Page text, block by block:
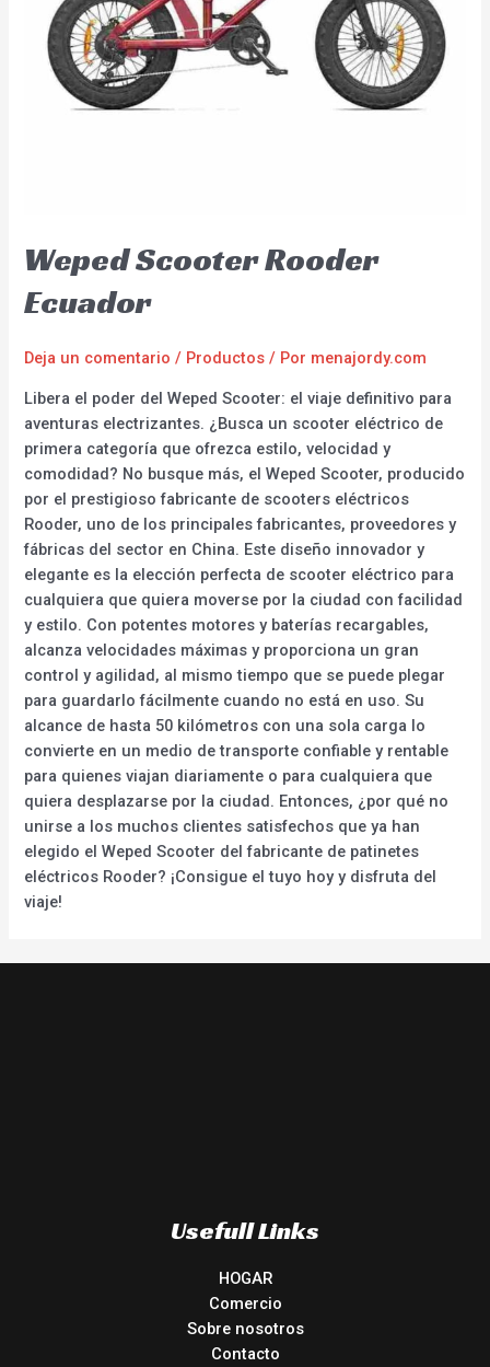
Weped Scooter Rooder
Ecuador
Deja un comentario / Productos / Por menajordy.com
Libera el poder del Weped Scooter: el viaje definitivo para
aventuras electrizantes. ¿Busca un scooter eléctrico de
primera categoría que ofrezca estilo, velocidad y
comodidad? No busque más, el Weped Scooter, producido
por el prestigioso fabricante de scooters eléctricos
Rooder, uno de los principales fabricantes, proveedores y
fábricas del sector en China. Este diseño innovador y
elegante es la elección perfecta de scooter eléctrico para
cualquiera que quiera moverse por la ciudad con facilidad
y estilo. Con potentes motores y baterías recargables,
alcanza velocidades máximas y proporciona un gran
control y agilidad, al mismo tiempo que se puede plegar
para guardarlo fácilmente cuando no está en uso. Su
alcance de hasta 50 kilómetros con una sola carga lo
convierte en un medio de transporte confiable y rentable
para quienes viajan diariamente o para cualquiera que
quiera desplazarse por la ciudad. Entonces, ¿por qué no
unirse a los muchos clientes satisfechos que ya han
elegido el Weped Scooter del fabricante de patinetes
eléctricos Rooder? ¡Consigue el tuyo hoy y disfruta del
viaje!
Usefull Links
HOGAR
Comercio
Sobre nosotros
Contacto